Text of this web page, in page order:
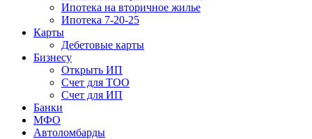
Ипотека на вторичное жилье
Ипотека 7-20-25
Карты
Дебетовые карты
Бизнесу
Открыть ИП
Cчет для ТОО
Счет для ИП
Банки
МФО
Автоломбарды